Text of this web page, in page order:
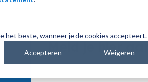
het beste, wanneer je de cookies accepteert.
Accepteren Weigeren
Meld je hier